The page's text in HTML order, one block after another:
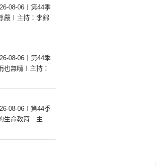
08-06︱第44季
嚴︱主持：李錦
08-06︱第44季
也無晴︱主持：
08-06︱第44季
生命教育︱主